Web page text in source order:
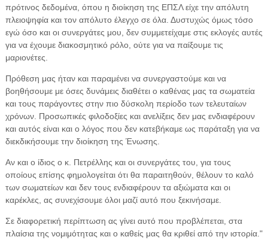
πρότινος δεδομένα, όπου η διοίκηση της ΕΠΣΛ είχε την απόλυτη
πλειοψηφία και τον απόλυτο έλεγχο σε όλα. Δυστυχώς όμως τόσο
εγώ όσο και οι συνεργάτες μου, δεν συμμετείχαμε στις εκλογές αυτές
για να έχουμε διακοσμητικό ρόλο, ούτε για να παίξουμε τις
μαριονέτες.
Πρόθεση μας ήταν και παραμένει να συνεργαστούμε και να
βοηθήσουμε με όσες δυνάμεις διαθέτει ο καθένας μας τα σωματεία
και τους παράγοντες στην πιο δύσκολη περίοδο των τελευταίων
χρόνων. Προσωπικές φιλοδοξίες και ανελίξεις δεν μας ενδιαφέρουν
και αυτός είναι και ο λόγος που δεν κατεβήκαμε ως παράταξη για να
διεκδικήσουμε την διοίκηση της Ένωσης.
Αν και ο ίδιος ο κ. Πετρέλλης και οι συνεργάτες του, για τους
οποίους επίσης φημολογείται ότι θα παραιτηθούν, θέλουν το καλό
των σωματείων και δεν τους ενδιαφέρουν τα αξιώματα και οι
καρέκλες, ας συνεχίσουμε όλοι μαζί αυτό που ξεκινήσαμε.
Σε διαφορετική περίπτωση ας γίνει αυτό που προβλέπεται, στα
πλαίσια της νομιμότητας και ο καθείς μας θα κριθεί από την ιστορία."